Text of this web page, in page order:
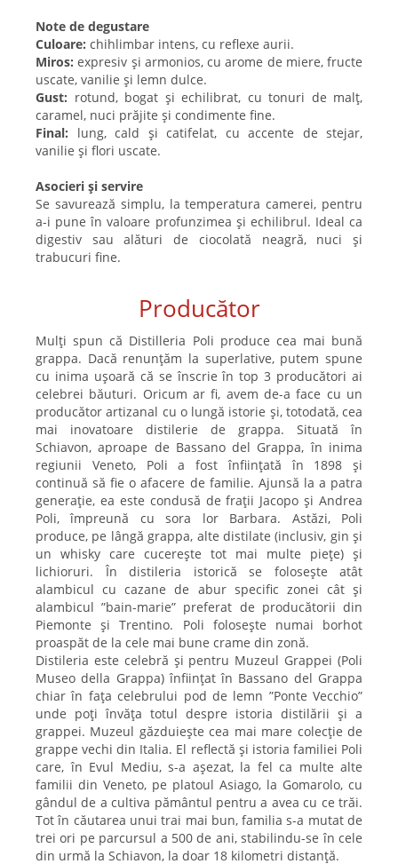
Note de degustare
Culoare: chihlimbar intens, cu reflexe aurii.
Miros: expresiv și armonios, cu arome de miere, fructe
uscate, vanilie și lemn dulce.
Gust: rotund, bogat și echilibrat, cu tonuri de malț,
caramel, nuci prăjite și condimente fine.
Final: lung, cald și catifelat, cu accente de stejar,
vanilie și flori uscate.
Asocieri și servire
Se savurează simplu, la temperatura camerei, pentru
a-i pune în valoare profunzimea și echilibrul. Ideal ca
digestiv sau alături de ciocolată neagră, nuci și
trabucuri fine.
Producător
Mulți spun că Distilleria Poli produce cea mai bună
grappa. Dacă renunțăm la superlative, putem spune
cu inima ușoară că se înscrie în top 3 producători ai
celebrei băuturi. Oricum ar fi, avem de-a face cu un
producător artizanal cu o lungă istorie și, totodată, cea
mai inovatoare distilerie de grappa. Situată în
Schiavon, aproape de Bassano del Grappa, în inima
regiunii Veneto, Poli a fost înființată în 1898 și
continuă să fie o afacere de familie. Ajunsă la a patra
generație, ea este condusă de frații Jacopo și Andrea
Poli, împreună cu sora lor Barbara. Astăzi, Poli
produce, pe lângă grappa, alte distilate (inclusiv, gin și
un whisky care cucerește tot mai multe piețe) și
lichioruri. În distileria istorică se folosește atât
alambicul cu cazane de abur specific zonei cât și
alambicul ”bain-marie” preferat de producătorii din
Piemonte și Trentino. Poli folosește numai borhot
proaspăt de la cele mai bune crame din zonă.
Distileria este celebră și pentru Muzeul Grappei (Poli
Museo della Grappa) înființat în Bassano del Grappa
chiar în fața celebrului pod de lemn ”Ponte Vecchio”
unde poți învăța totul despre istoria distilării și a
grappei. Muzeul găzduiește cea mai mare colecție de
grappe vechi din Italia. El reflectă și istoria familiei Poli
care, în Evul Mediu, s-a așezat, la fel ca multe alte
familii din Veneto, pe platoul Asiago, la Gomarolo, cu
gândul de a cultiva pământul pentru a avea cu ce trăi.
Tot în căutarea unui trai mai bun, familia s-a mutat de
trei ori pe parcursul a 500 de ani, stabilindu-se în cele
din urmă la Schiavon, la doar 18 kilometri distanță.